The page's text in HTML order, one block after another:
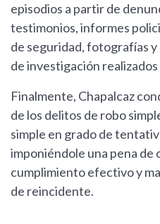
episodios a partir de
testimonios, informes
de seguridad, fotografías
de investigación
Finalmente, Chapalcaz
de los delitos de robo
simple en grado de
imponiéndole una pena de
cumplimiento efectivo y
de reincidente.